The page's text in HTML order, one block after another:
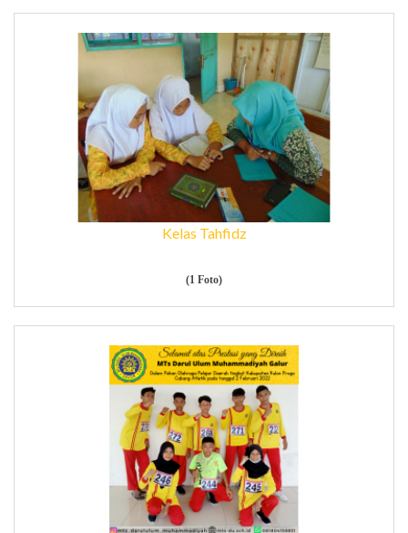
Kelas Tahfidz
(1 Foto)